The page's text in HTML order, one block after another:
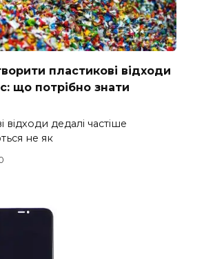
пластикові відходи
що потрібно знати
відходи дедалі частіше
не як